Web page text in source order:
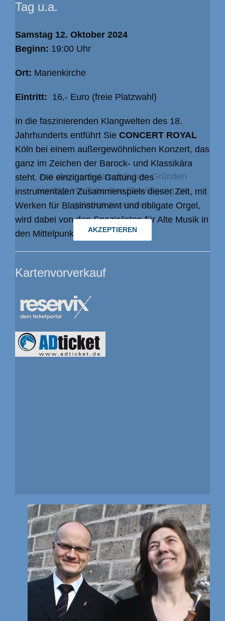
Tag u.a.
Samstag 12. Oktober 2024
Beginn: 19:00 Uhr
Ort: Marienkirche
Eintritt: 16,- Euro (freie Platzwahl)
In die faszinierenden Klangwelten des 18.
Jahrhunderts entführt Sie CONCERT ROYAL
Köln bei einem außergewöhnlichen Konzert, das
ganz im Zeichen der Barock- und Klassikära
steht. Die einzigartige Gattung des
instrumentalen Zusammenspiels dieser Zeit, mit
Werken für Blasinstrument und obligate Orgel,
wird dabei von den Spezialisten für Alte Musik in
den Mittelpunkt gerückt.
Kartenvorverkauf
Aus datenschutzrechtlichen Gründen
benötigt YouTube Ihre Einwilligung um
geladen zu werden.
AKZEPTIEREN